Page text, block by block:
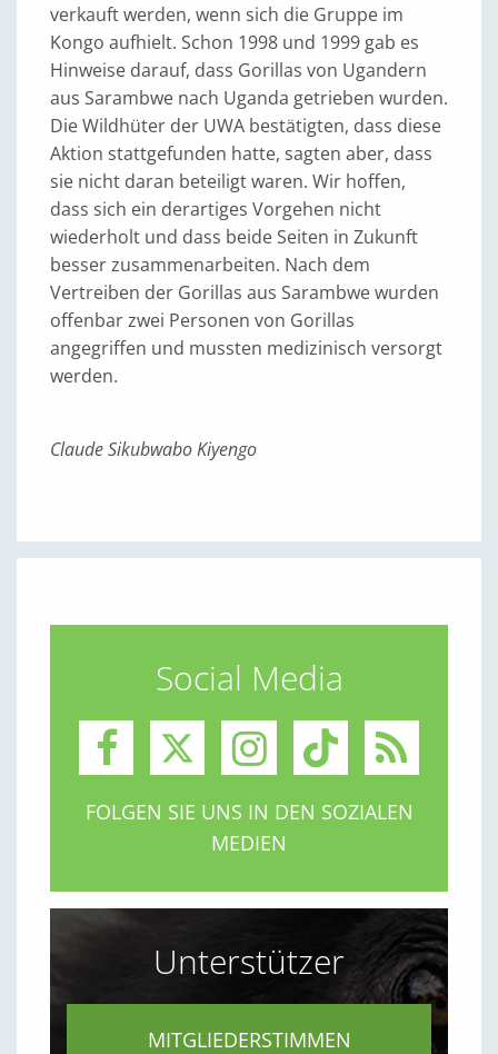
verkauft werden, wenn sich die Gruppe im
Kongo aufhielt. Schon 1998 und 1999 gab es
Hinweise darauf, dass Gorillas von Ugandern
aus Sarambwe nach Uganda getrieben wurden.
Die Wildhüter der UWA bestätigten, dass diese
Aktion stattgefunden hatte, sagten aber, dass
sie nicht daran beteiligt waren. Wir hoffen,
dass sich ein derartiges Vorgehen nicht
wiederholt und dass beide Seiten in Zukunft
besser zusammenarbeiten. Nach dem
Vertreiben der Gorillas aus Sarambwe wurden
offenbar zwei Personen von Gorillas
angegriffen und mussten medizinisch versorgt
werden.
Claude Sikubwabo Kiyengo
Social Media
FOLGEN SIE UNS IN DEN SOZIALEN
MEDIEN
Unterstützer
MITGLIEDERSTIMMEN